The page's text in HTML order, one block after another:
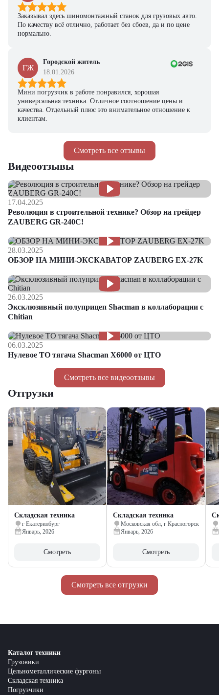
Смотреть все отзывы
Заказывал здесь шиномонтажный станок для грузовых авто.
По качеству всё отлично, работает без сбоев, да и по цене
нормально.
ГЖ
Городской житель
18.01.2026
Мини погрузчик в работе понравился, хорошая
универсальная техника. Отличное соотношение цены и
качества. Отдельный плюс это внимательное отношение к
клиентам.
Смотреть все видеоотзывы
Видеоотзывы
17.04.2025
Революция в строительной технике? Обзор на грейдер
ZAUBERG GR-240C!
28.03.2025
ОБЗОР НА МИНИ-ЭКСКАВАТОР ZAUBERG EX-27K
26.03.2025
Эксклюзивный полуприцеп Shacman в коллаборации с
Chitian
06.03.2025
Нулевое ТО тягача Shacman Х6000 от ЦТО
Смотреть все отгрузки
Отгрузки
Складская техника
г Екатеринбург
Январь, 2026
Смотреть
Складская техника
Московская обл, г Красногорск
Январь, 2026
Смотреть
Каталог техники
Грузовики
Цельнометаллические фургоны
Складская техника
Погрузчики